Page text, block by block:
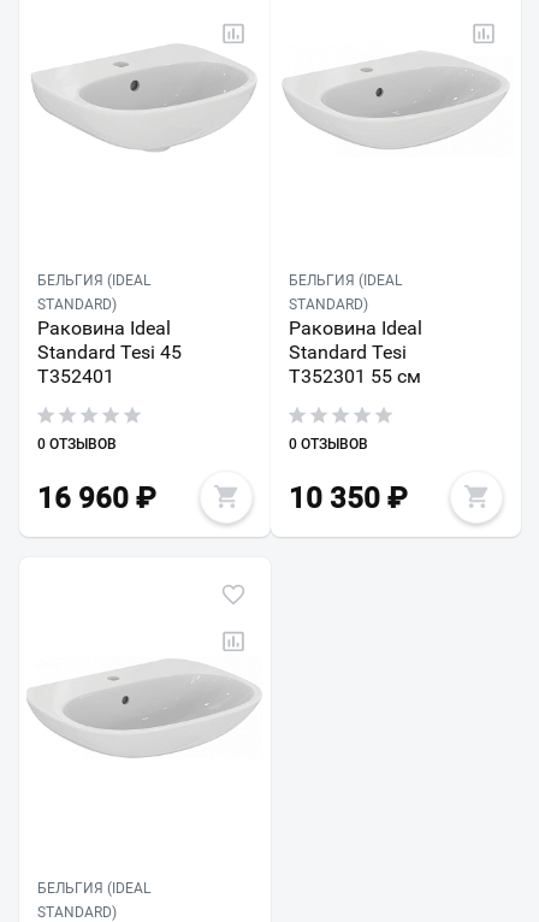
БЕЛЬГИЯ (IDEAL
STANDARD)
Раковина Ideal
Standard Tesi 45
T352401
0 ОТЗЫВОВ
16 960 ₽
БЕЛЬГИЯ (IDEAL
STANDARD)
Раковина Ideal
Standard Tesi
T352301 55 см
0 ОТЗЫВОВ
10 350₽
БЕЛЬГИЯ (IDEAL
STANDARD)